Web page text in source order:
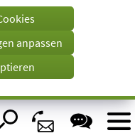
anpassen